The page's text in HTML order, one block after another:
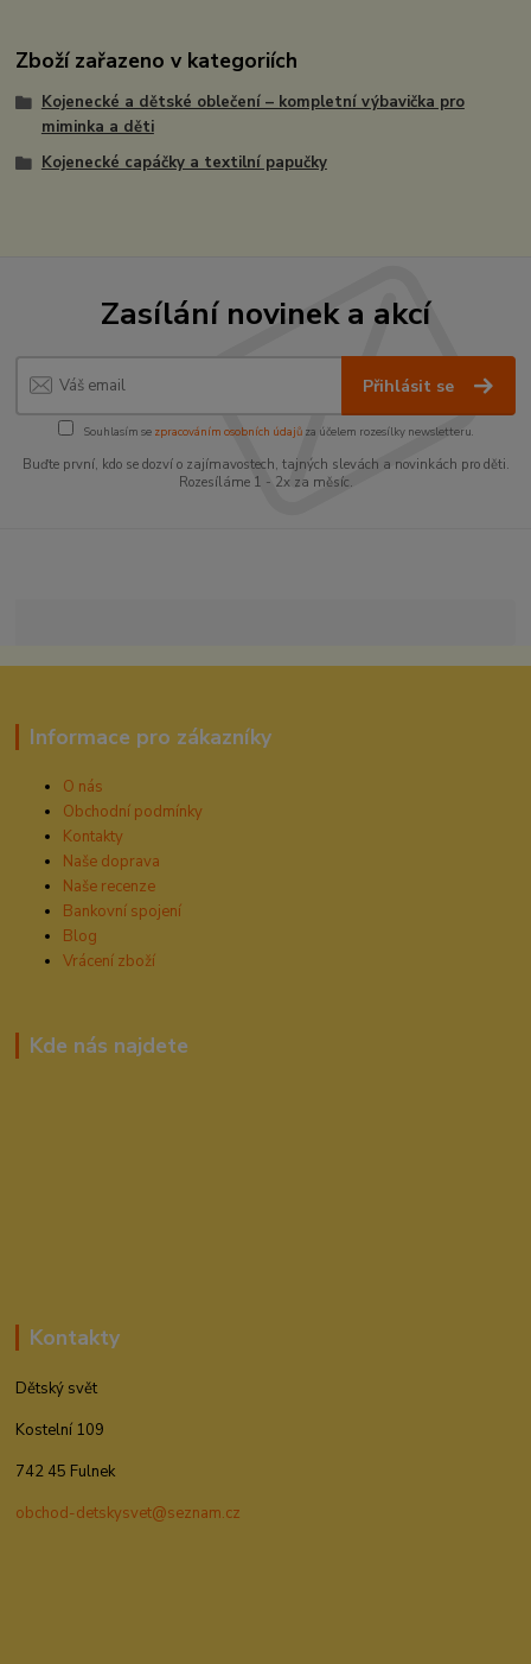
Zboží zařazeno v kategoriích
Kojenecké a dětské oblečení – kompletní výbavička pro
miminka a děti
Kojenecké capáčky a textilní papučky
Zasílání novinek a akcí
Přihlásit se
Souhlasím se zpracováním osobních údajůza účelem rozesílky newsletteru.
Buďte první, kdo se dozví o zajímavostech, tajných slevách a novinkách pro děti.
Rozesíláme 1 - 2x za měsíc.
Informace pro zákazníky
O nás
Obchodní podmínky
Kontakty
Naše doprava
Naše recenze
Bankovní spojení
Blog
Vrácení zboží
Kde nás najdete
Kontakty
Dětský svět
Kostelní 109
742 45 Fulnek
obchod-detskysvet@seznam.cz